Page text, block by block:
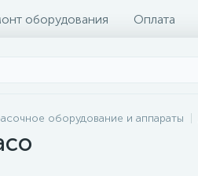
оборудования Оплата
оборудование и аппараты